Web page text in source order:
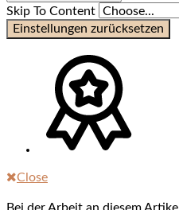
Skip To Content
Einstellungen zurücksetzen
Close